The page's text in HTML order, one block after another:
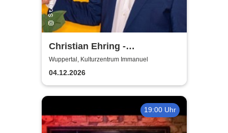
Christian Ehring -
Versöhnung
Wuppertal, Kulturzentrum Immanuel
04.12.2026
19:00 Uhr